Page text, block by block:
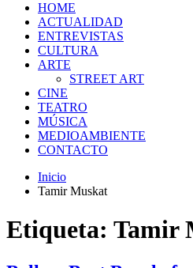
HOME
ACTUALIDAD
ENTREVISTAS
CULTURA
ARTE
STREET ART
CINE
TEATRO
MÚSICA
MEDIOAMBIENTE
CONTACTO
Inicio
Tamir Muskat
Etiqueta: Tamir